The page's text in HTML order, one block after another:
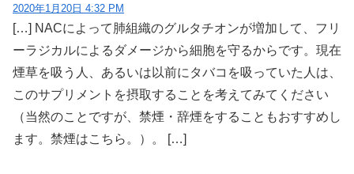
2020年1月20日 4:32 PM
[…] NACによって肺組織のグルタチオンが増加して、フリ
ーラジカルによるダメージから細胞を守るからです。現在
煙草を吸う人、あるいは以前にタバコを吸っていた人は、
このサプリメントを摂取することを考えてみてください
（当然のことですが、禁煙・辞煙をすることもおすすめし
ます。禁煙はこちら。）。 […]